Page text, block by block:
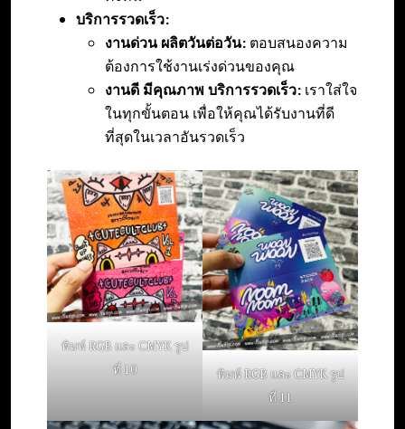
บริการรวดเร็ว:
งานด่วน ผลิตวันต่อวัน: ตอบสนองความ
ต้องการใช้งานเร่งด่วนของคุณ
งานดี มีคุณภาพ บริการรวดเร็ว: เราใส่ใจ
ในทุกขั้นตอน เพื่อให้คุณได้รับงานที่ดี
ที่สุดในเวลาอันรวดเร็ว
พิมพ์ RGB และ CMYK รูป
ที่ 10
พิมพ์ RGB และ CMYK รูป
ที่ 11